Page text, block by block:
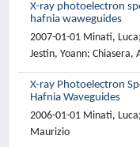
X-ray photoelectron
hafnia waweguides
2007-01-01 Minati,
Jestin, Yoann; Chiasera,
X-ray Photoelectron
Hafnia Waveguides
2006-01-01 Minati,
Maurizio